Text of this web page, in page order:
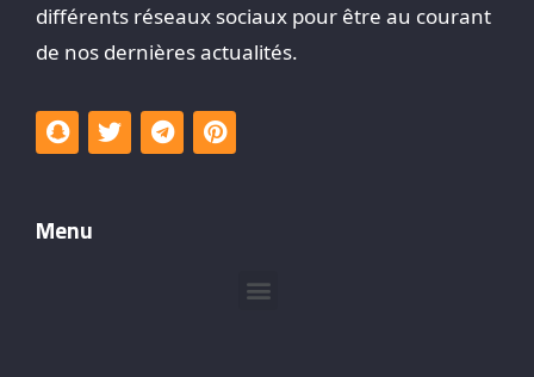
différents réseaux sociaux pour être au courant
de nos dernières actualités.
Menu